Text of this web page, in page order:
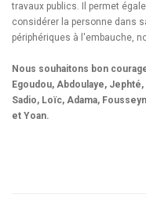
travaux publics. Il permet
considérer la personne dans
périphériques à l'embauche,
Nous souhaitons bon
Egoudou, Abdoulaye,
Sadio, Loïc, Adama,
et Yoan.